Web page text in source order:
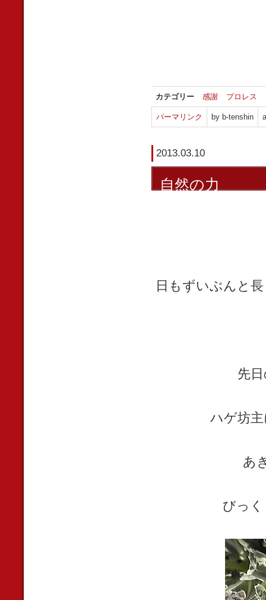
カテゴリー 感謝 プロレス
パーマリンク by b-tenshin
2013.03.10
自然の力
日もずいぶんと
先
ハゲ坊
あ
びっく